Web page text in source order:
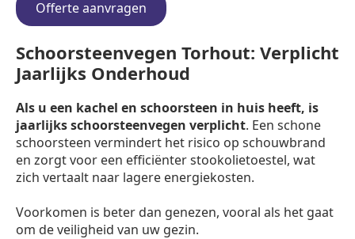
Offerte aanvragen
Schoorsteenvegen Torhout: Verplicht
Jaarlijks Onderhoud
Als u een kachel en schoorsteen in huis heeft, is
jaarlijks schoorsteenvegen verplicht. Een schone
schoorsteen vermindert het risico op schouwbrand
en zorgt voor een efficiënter stookolietoestel, wat
zich vertaalt naar lagere energiekosten.
Voorkomen is beter dan genezen, vooral als het gaat
om de veiligheid van uw gezin.